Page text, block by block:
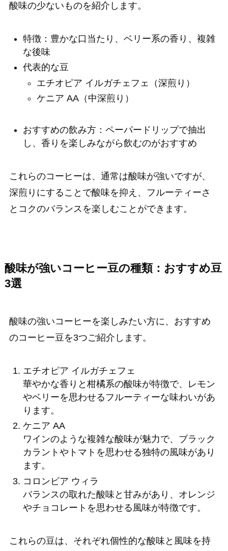
酸味の少ないものを紹介します。
特徴：豊かな口当たり、ベリー系の香り、複雑
な後味
代表的な豆
エチオピア イルガチェフェ（深煎り）
ケニア AA（中深煎り）
おすすめの飲み方：ペーパードリップで抽出
し、香りを楽しみながら飲むのがおすすめ
これらのコーヒーは、通常は酸味が強いですが、
深煎りにすることで酸味を抑え、フルーティーさ
とコクのバランスを楽しむことができます。
酸味が強いコーヒー豆の種類：おすすめ豆
3選
酸味の強いコーヒーを楽しみたい方に、おすすめ
のコーヒー豆を3つご紹介します。
エチオピア イルガチェフェ
華やかな香りと柑橘系の酸味が特徴で、レモン
やベリーを思わせるフルーティーな味わいがあ
ります。
ケニア AA
ワインのような複雑な酸味が魅力で、ブラック
カラントやトマトを思わせる独特の風味があり
ます。
コロンビア ウィラ
バランスの取れた酸味と甘みがあり、オレンジ
やチョコレートを思わせる風味が特徴です。
これらの豆は、それぞれ個性的な酸味と風味を持